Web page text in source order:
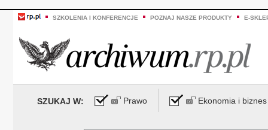
SZKOLENIA I KONFERENCJE POZNAJ NASZE PRODUKTY E-
SZUKAJ W: Prawo Ekonomia i biznes